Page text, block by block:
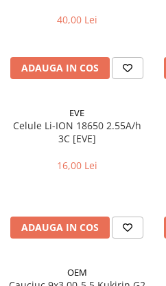
Lant bicicleta
Urechi cadru bicicleta
Ghidoane bicicleta
Pipe ghidon
Pedale bicicleta
Cabluri si camasi
Placute frana bicicleta
40,00 Lei
ADAUGA IN COS
EVE
Celule Li-ION 18650 2.55A/h
3C [EVE]
16,00 Lei
ADAUGA IN COS
OEM